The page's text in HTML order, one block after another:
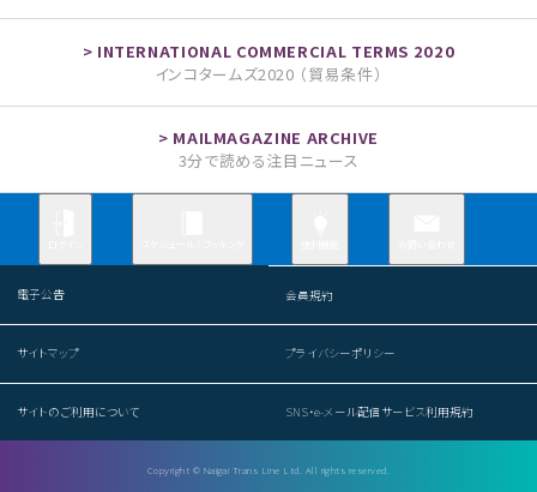
インコタームズ2020 （貿易条件）
3分で読める注目ニュース
電子公告 会員規約
サイトマップ プライバシーポリシー
サイトのご利用について SNS・e-メール配信サービス利用規約
Copyright © Naigai Trans Line Ltd. All rights reserved.